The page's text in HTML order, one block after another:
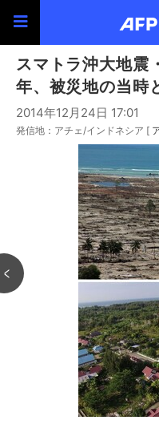
スマトラ沖大地震
年、被災地の当時
2014年12月24日 17:01
発信地：アチェ/インドネシア [